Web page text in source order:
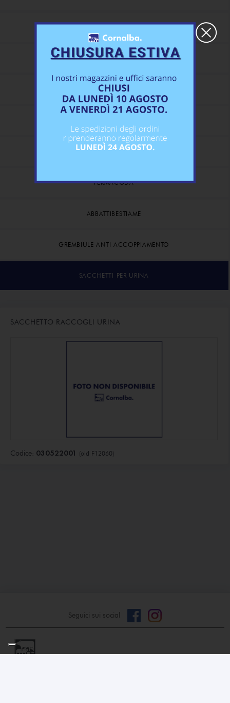
LAMPADE
PORTA LAMPADE
SERRAMUSO-TORCINASO
FERMACALCI
FERMACODA
ABBATTIBESTIAME
GREMBIULE ANTI ACCOPPIAMENTO
SACCHETTI PER URINA
SACCHETTO RACCOGLI URINA
Codice: 030522001 (old F12060)
Seguici sui social
×